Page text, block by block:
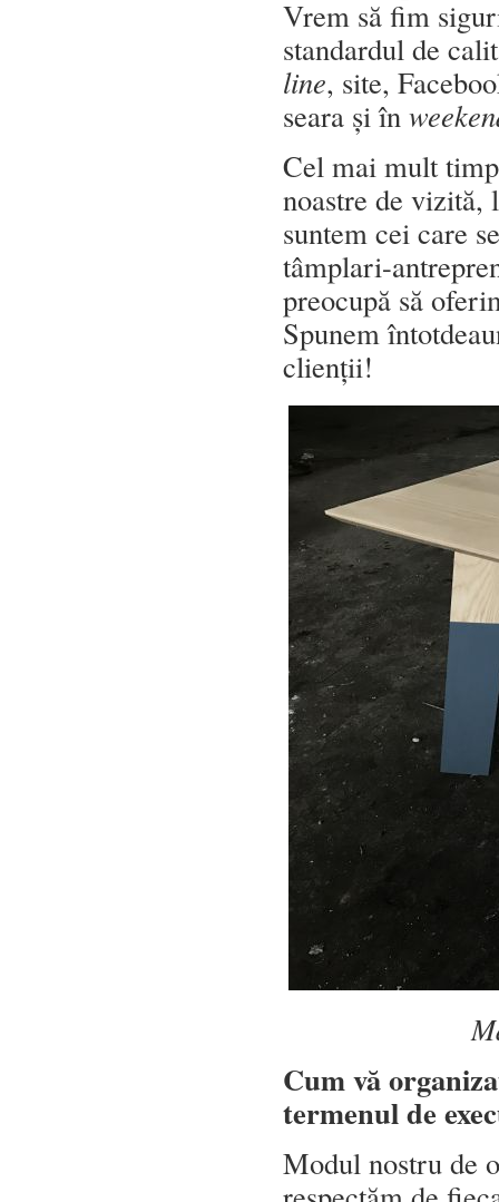
Vrem să fim
standardul de
line, site,
seara și în
Cel mai mult
noastre de
suntem cei care
tâmplari-
preocupă să
Spunem
clienții!
Cum vă
termenul de
Modul nostru de